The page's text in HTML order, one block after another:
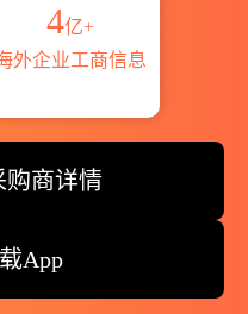
4亿+
外企业工商信息
购商详情
App